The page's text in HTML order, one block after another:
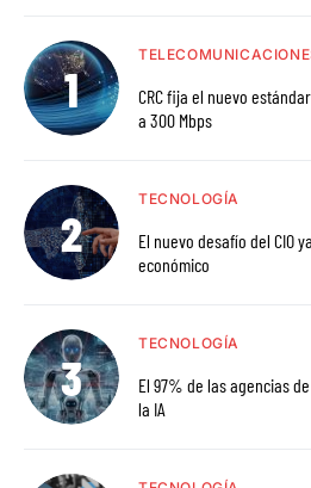
CRC fija el nuevo
a 300 Mbps
TECNOLOGÍA
El nuevo desafío del CIO
económico
TECNOLOGÍA
El 97% de las agencias
la IA